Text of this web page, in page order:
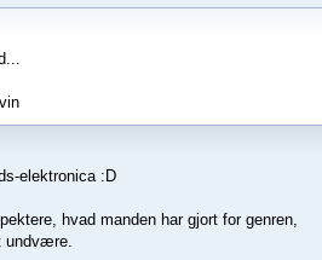
elektronica :D
hvad manden har gjort for genren,
undvære.